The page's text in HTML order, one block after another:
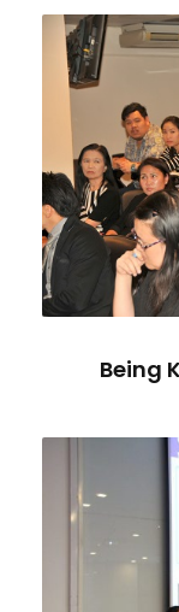
Being